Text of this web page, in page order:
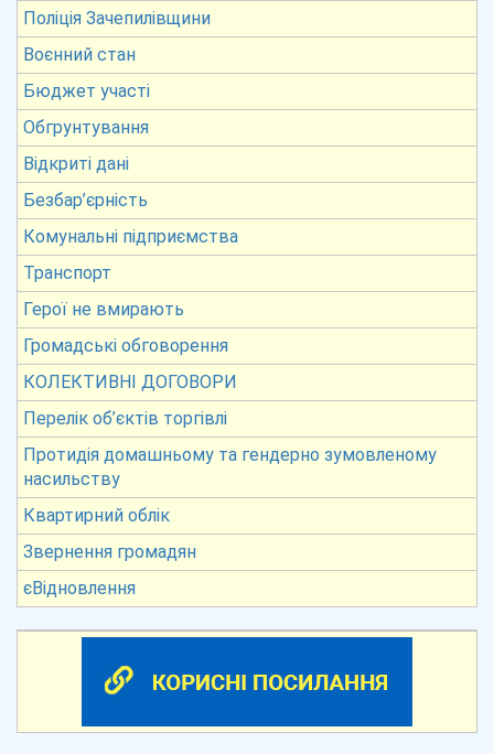
Поліція Зачепилівщини
Воєнний стан
Бюджет участі
Обгрунтування
Відкриті дані
Безбар’єрність
Комунальні підприємства
Транспорт
Герої не вмирають
Громадські обговорення
КОЛЕКТИВНІ ДОГОВОРИ
Перелік об’єктів торгівлі
Протидія домашньому та гендерно зумовленому
насильству
Квартирний облік
Звернення громадян
єВідновлення